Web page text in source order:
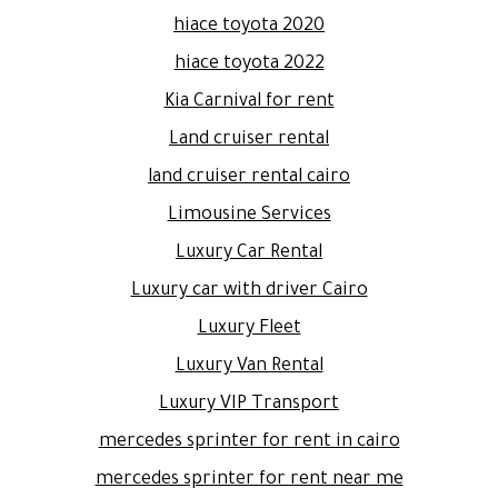
hiace toyota 2020
hiace toyota 2022
Kia Carnival for rent
Land cruiser rental
land cruiser rental cairo
Limousine Services
Luxury Car Rental
Luxury car with driver Cairo
Luxury Fleet
Luxury Van Rental
Luxury VIP Transport
mercedes sprinter for rent in cairo
mercedes sprinter for rent near me